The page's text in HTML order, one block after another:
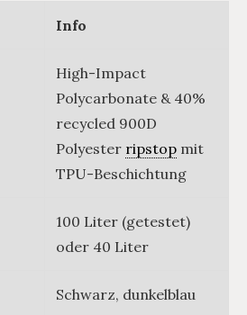
Info
High-Impact
Polycarbonate & 40%
recycled 900D
Polyester ripstop mit
TPU-Beschichtung
100 Liter (getestet)
oder 40 Liter
Schwarz, dunkelblau